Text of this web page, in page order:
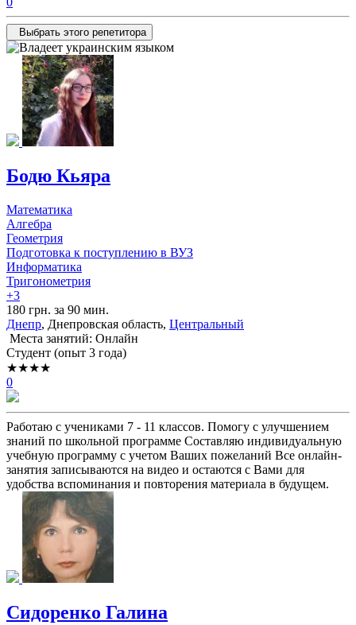
Выбрать этого репетитора
Бодю Кьяра
Математика
Алгебра
Геометрия
Подготовка к поступлению в ВУЗ
Информатика
Тригонометрия
+3
180 грн. за 90 мин.
Днепр, Днепровская область, Центральный
Места занятий: Онлайн
Cтудент (опыт 3 года)
★★★★
0
Работаю с учениками 7 - 11 классов. Помогу с улучшением
знаний по школьной программе Составляю индивидуальную
учебную программу с учетом Ваших пожеланий Все онлайн-
занятия записываются на видео и остаются с Вами для
удобства вспоминания и повторения материала в будущем.
Cидоренко Галина